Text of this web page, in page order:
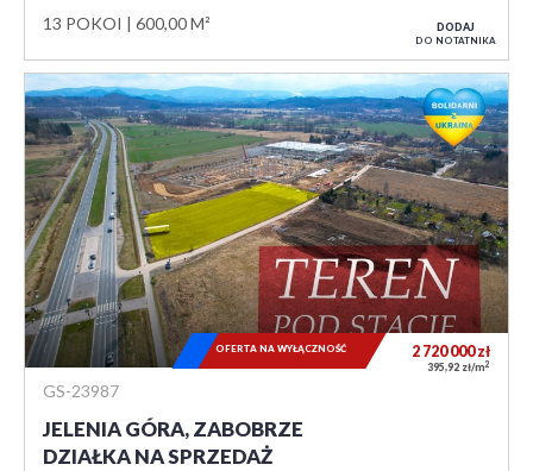
13 POKOI 600,00 M² DODAJ
DO NOTATNIKA
GS-23987
JELENIA GÓRA, ZABOBRZE
DZIAŁKA NA SPRZEDAŻ
2 720 000zł
395,92 zł/m2
OFERTA NA WYŁĄCZNOŚĆ